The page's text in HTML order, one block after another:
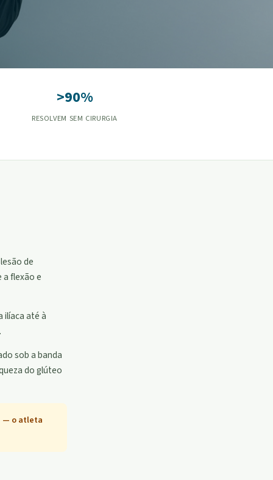
>90%
RESOLVEM SEM CIRURGIA
de
flexão e
ilíaca até à
sob a banda
do glúteo
— o atleta